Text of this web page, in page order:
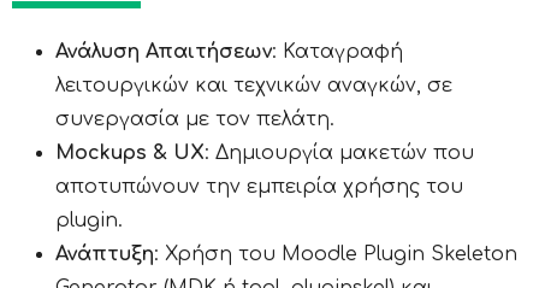
Ανάλυση Απαιτήσεων: Καταγραφή
λειτουργικών και τεχνικών αναγκών, σε
συνεργασία με τον πελάτη.
Mockups & UX: Δημιουργία μακετών που
αποτυπώνουν την εμπειρία χρήσης του
plugin.
Ανάπτυξη: Χρήση του Moodle Plugin Skeleton
Φόρα Εκδήλωσης
Ενδιαφέροντος